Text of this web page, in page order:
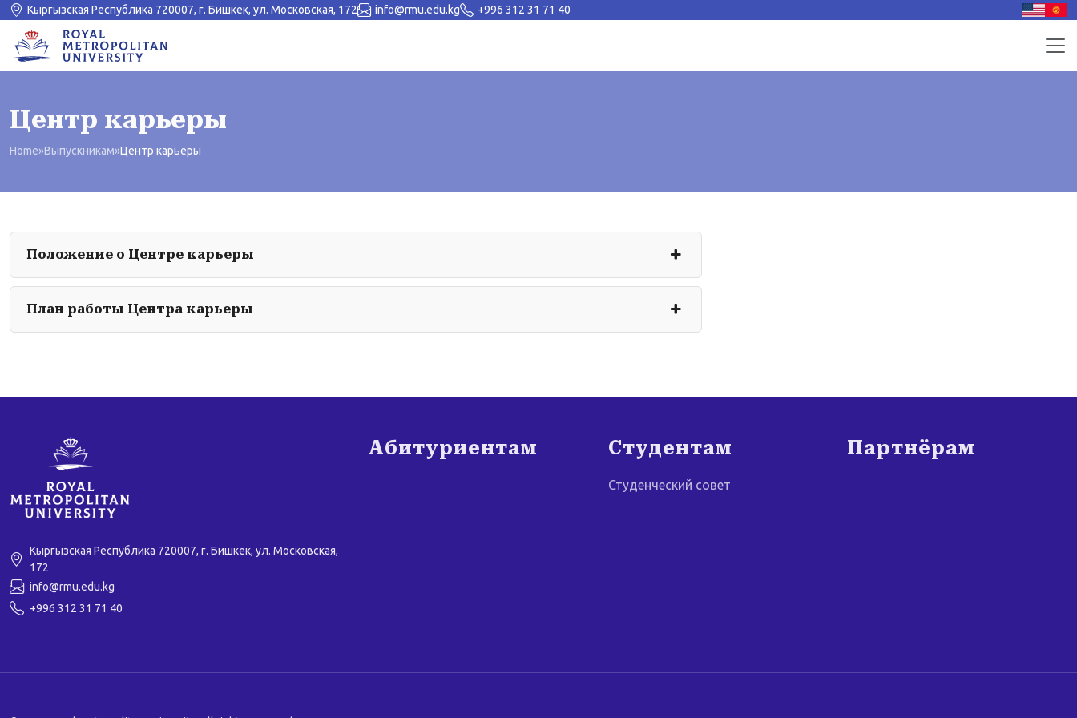
Кыргызская Республика 720007, г. Бишкек, ул. Московская, 172 info@rmu.edu.kg +996 312 31 71 40
Центр карьеры
Home»Выпускникам»Центр карьеры
Положение о Центре карьеры
План работы Центра карьеры
Кыргызская Республика 720007, г. Бишкек, ул. Московская,
172
info@rmu.edu.kg
+996 312 31 71 40
Абитуриентам Студентам
Студенческий совет
Партнёрам